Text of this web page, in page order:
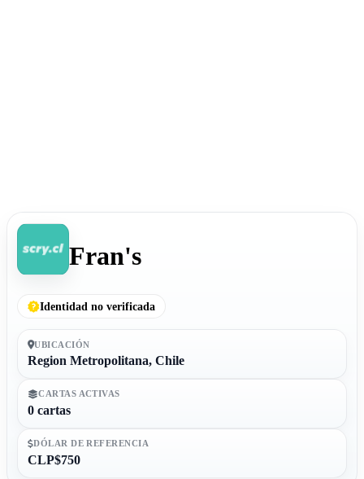
Fran's
Identidad no verificada
UBICACIÓN
Region Metropolitana, Chile
CARTAS ACTIVAS
0 cartas
DÓLAR DE REFERENCIA
CLP$750